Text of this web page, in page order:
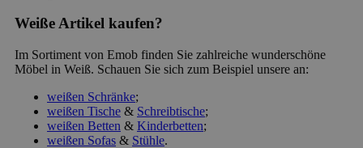
Weiße Artikel kaufen?
Im Sortiment von Emob finden Sie zahlreiche wunderschöne
Möbel in Weiß. Schauen Sie sich zum Beispiel unsere an:
weißen Schränke;
weißen Tische & Schreibtische;
weißen Betten & Kinderbetten;
weißen Sofas & Stühle.